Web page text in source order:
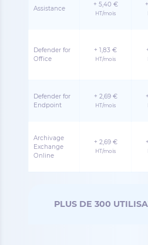
Assistance
+ 5,40 €
HT/mois
Defender for
Office
+ 1,83 €
HT/mois
Defender for
Endpoint
+ 2,69 €
HT/mois
Archivage
Exchange
Online
+ 2,69 €
HT/mois
PLUS DE 300